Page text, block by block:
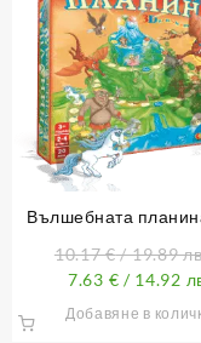
Вълшебната
10.17€/ 19.89
7.63 € / 14.92
Добавяне в